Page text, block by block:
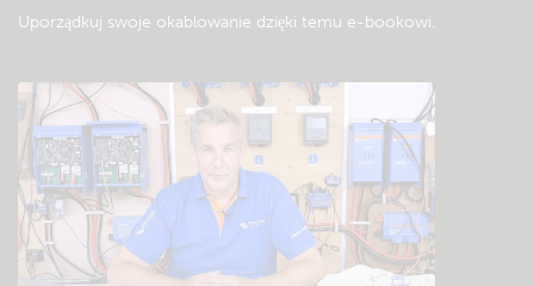
Uporządkuj swoje okablowanie dzięki temu e-bookowi.